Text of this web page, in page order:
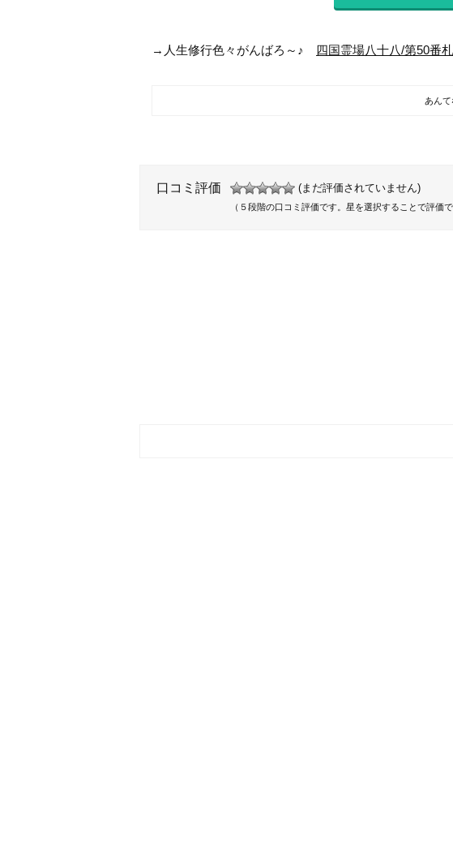
→人生修行色々がんばろ～♪ 四国霊場八十八/第50番
あん
口コミ評価 (まだ評価されていません)
（５段階の口コミ評価です。星を選択することで評価